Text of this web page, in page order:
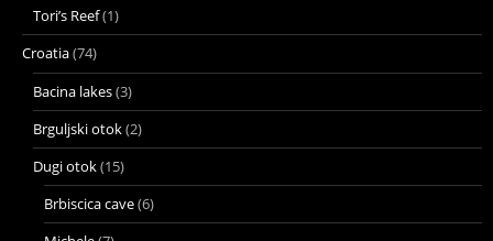
Tori’s Reef(1)
Croatia(74)
Bacina lakes(3)
Brguljski otok(2)
Dugi otok(15)
Brbiscica cave(6)